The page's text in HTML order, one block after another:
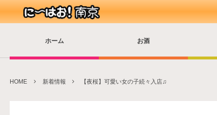
ホーム お酒
HOME 新着情報 【夜桜】可愛い女の子続々入店♫